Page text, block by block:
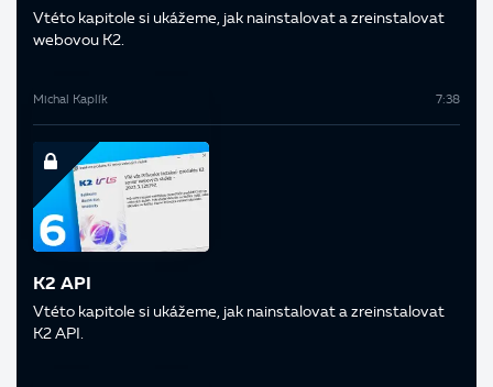
V této kapitole si ukážeme, jak nainstalovat a zreinstalovat
webovou K2.
Michal Kaplík 7:38
K2 API
V této kapitole si ukážeme, jak nainstalovat a zreinstalovat
K2 API.